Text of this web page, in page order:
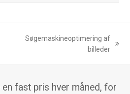
Søgemaskineoptimering af
billeder
fast pris hver måned, for